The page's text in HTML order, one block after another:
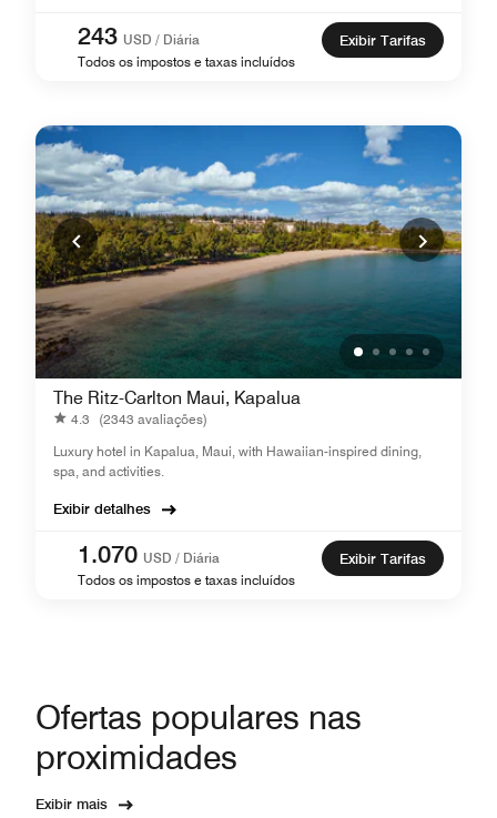
243 USD / Diária
Todos os impostos e taxas incluídos
Exibir Tarifas
The Ritz-Carlton Maui, Kapalua
4.3
(2343 avaliações)
Luxury hotel in Kapalua, Maui, with Hawaiian-inspired dining,
spa, and activities.
Exibir detalhes
1.070 USD / Diária
Todos os impostos e taxas incluídos
Exibir Tarifas
Ofertas populares nas
proximidades
Exibir mais